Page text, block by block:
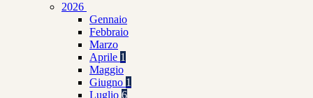
2026
Gennaio
Febbraio
Marzo
Aprile 1
Maggio
Giugno 1
Luglio 6